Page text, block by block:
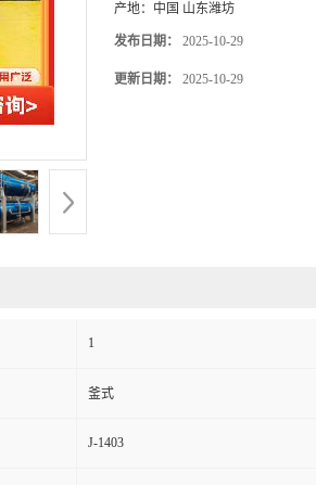
产地： 中国 山东潍坊
发布日期： 2025-10-29
更新日期： 2025-10-29
1
釜式
J-1403